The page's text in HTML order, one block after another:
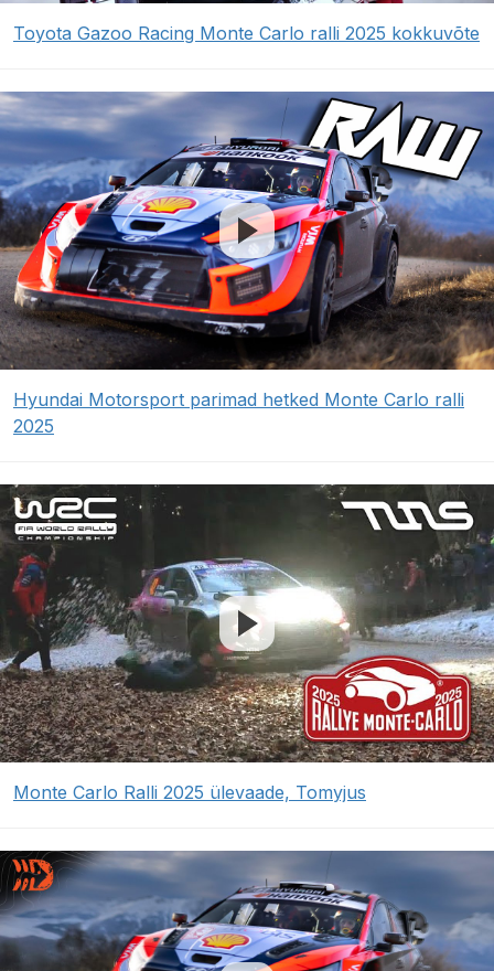
Toyota Gazoo Racing Monte Carlo ralli 2025 kokkuvõte
Hyundai Motorsport parimad hetked Monte Carlo ralli
2025
Monte Carlo Ralli 2025 ülevaade, Tomyjus